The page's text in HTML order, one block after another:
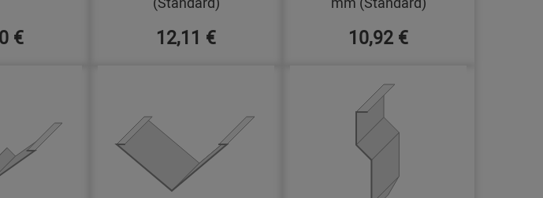
€ 12,11 € 10,92 €